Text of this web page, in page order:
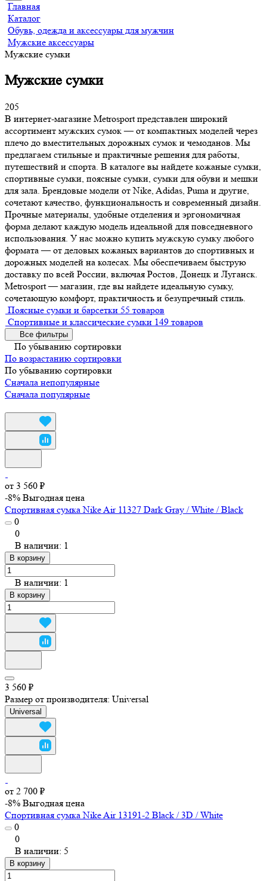
Главная
Каталог
Обувь, одежда и аксессуары для мужчин
Мужские аксессуары
Мужские сумки
Мужские сумки
205
В интернет-магазине Metrosport представлен широкий
ассортимент мужских сумок — от компактных моделей через
плечо до вместительных дорожных сумок и чемоданов. Мы
предлагаем стильные и практичные решения для работы,
путешествий и спорта. В каталоге вы найдете кожаные сумки,
спортивные сумки, поясные сумки, сумки для обуви и мешки
для зала. Брендовые модели от Nike, Adidas, Puma и другие,
сочетают качество, функциональность и современный дизайн.
Прочные материалы, удобные отделения и эргономичная
форма делают каждую модель идеальной для повседневного
использования. У нас можно купить мужскую сумку любого
формата — от деловых кожаных вариантов до спортивных и
дорожных моделей на колесах. Мы обеспечиваем быструю
доставку по всей России, включая Ростов, Донецк и Луганск.
Metrosport — магазин, где вы найдете идеальную сумку,
сочетающую комфорт, практичность и безупречный стиль.
Поясные сумки и барсетки 55 товаров
Спортивные и классические сумки 149 товаров
Все фильтры
По убыванию сортировки
По возрастанию сортировки
По убыванию сортировки
Сначала непопулярные
Сначала популярные
от 3 560 ₽
-8% Выгодная цена
Спортивная сумка Nike Air 11327 Dark Gray / White / Black
0
0
В наличии: 1
В корзину
В наличии: 1
В корзину
3 560 ₽
Размер от производителя: Universal
Universal
от 2 700 ₽
-8% Выгодная цена
Спортивная сумка Nike Air 13191-2 Black / 3D / White
0
0
В наличии: 5
В корзину